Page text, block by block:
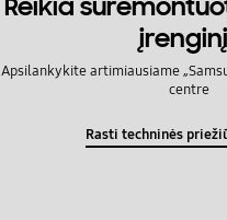
Reikia
Apsilankykite artimiausiame
centre
Rasti techninės